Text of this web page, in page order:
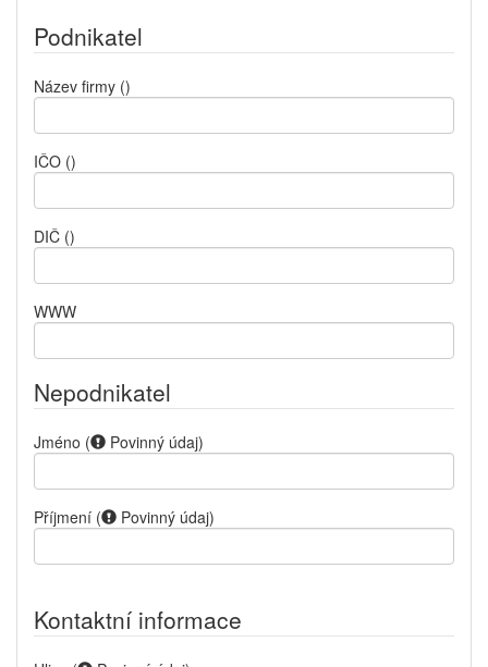
Podnikatel
Název firmy ()
IČO ()
DIČ ()
WWW
Nepodnikatel
Jméno ( Povinný údaj)
Příjmení ( Povinný údaj)
Kontaktní informace